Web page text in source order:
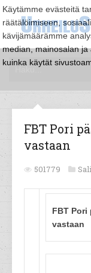
Käytämme evästeitä
räätälöimiseen,
kävijämäärämme
median, mainosalan ja
kuinka käytät
FBT Pori
vastaan
501779
FBT Pori
vastaan